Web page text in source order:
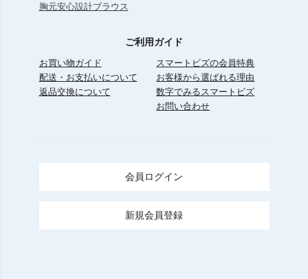
胸元安心設計ブラウス
ご利用ガイド
お買い物ガイド
配送・お支払いについて
返品交換について
スマートビズの会員特典
お客様から選ばれる理由
数字でみるスマートビズ
お問い合わせ
会員ログイン
新規会員登録